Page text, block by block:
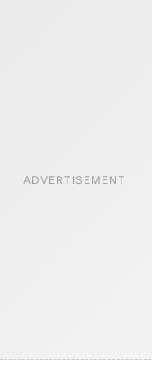
ADVERTISEMENT